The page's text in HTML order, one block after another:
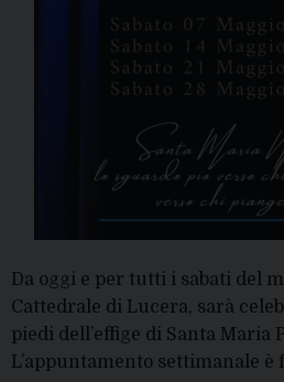
Da oggi e per tutti i sabati del
Cattedrale di Lucera, sarà
piedi dell’effige di Santa Maria
L’appuntamento settimanale è